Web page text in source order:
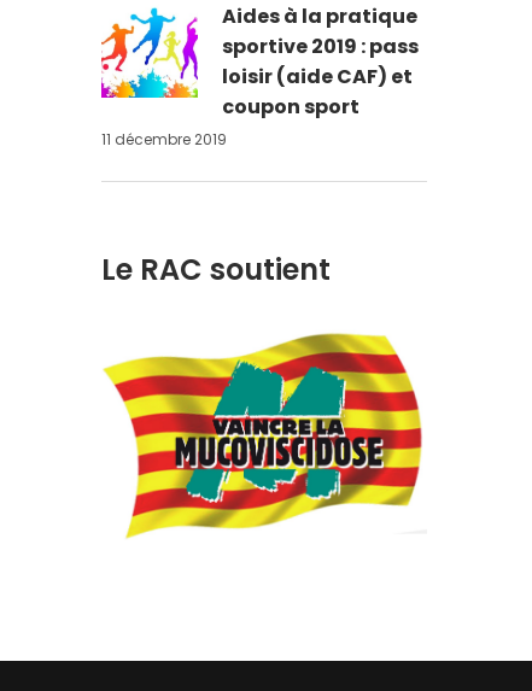
Aides à la pratique
sportive 2019 : pass
loisir (aide CAF) et
coupon sport
11 décembre 2019
Le RAC soutient